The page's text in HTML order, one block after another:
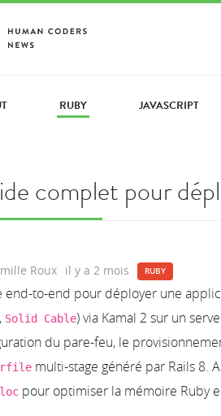
RUBY JAVASCRIPT
complet pour
Roux il y a 2 mois RUBY
end-to-end pour déployer une
, Solid Cable) via Kamal 2 sur un
du pare-feu, le
multi-stage généré par Rails 8.
pour optimiser la mémoire Ruby